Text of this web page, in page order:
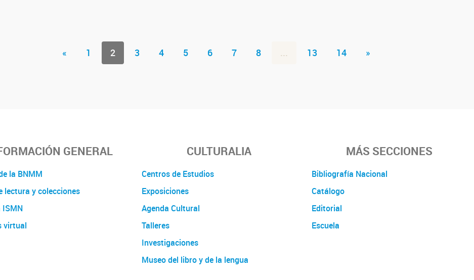
« 1 2 3 4 5 6 7 8 ... 13 14 »
GENERAL
la BNMM
lectura y colecciones
ISMN
virtual
CULTURALIA
Centros de Estudios
Exposiciones
Agenda Cultural
Talleres
Investigaciones
Museo del libro y de la lengua
MÁS SECCIONES
Bibliografía Nacional
Catálogo
Editorial
Escuela